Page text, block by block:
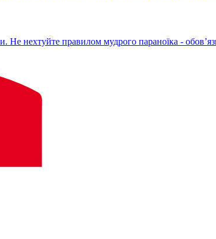
нехтуйте правилом мудрого параноїка -